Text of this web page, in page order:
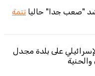
"صعب جدا" حاليا تتمة
على بلدة مجدل